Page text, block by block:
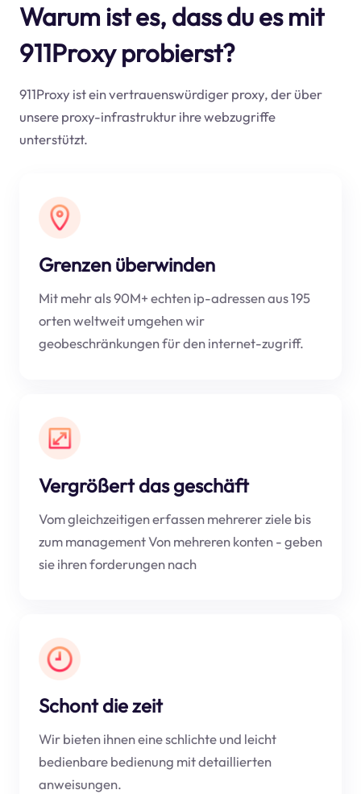
Warum ist es, dass du es mit
911Proxy probierst?
911Proxy ist ein vertrauenswürdiger proxy, der über
unsere proxy-infrastruktur ihre webzugriffe
unterstützt.
Grenzen überwinden
Mit mehr als 90M+ echten ip-adressen aus 195
orten weltweit umgehen wir
geobeschränkungen für den internet-zugriff.
Vergrößert das geschäft
Vom gleichzeitigen erfassen mehrerer ziele bis
zum management Von mehreren konten - geben
sie ihren forderungen nach
Schont die zeit
Wir bieten ihnen eine schlichte und leicht
bedienbare bedienung mit detaillierten
anweisungen.